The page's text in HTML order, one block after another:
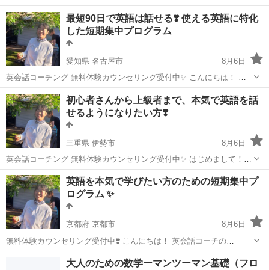
最短90日で英語は話せる❣️ 使える英語に特化
した短期集中プログラム
愛知県 名古屋市
8月6日
英会話コーチング 無料体験カウンセリング受付中✨ こんにちは！ 英
会話コーチの Momokoです👋🏼 ✅英会話を習っているのになかなか上
達しない ✅言いたいことがパッと英語で出てこない ✅どう...
愛知 名古屋市 英語 レッスン
初心者さんから上級者まで、本気で英語を話
せるようになりたい方❣️
三重県 伊勢市
8月6日
英会話コーチング 無料体験カウンセリング受付中✨ はじめまして！
英会話コーチの Momokoです👋🏼 ✅英会話を習っているのになかなか
上達しない ✅言いたいことがパッと出てこない ✅何から始め...
三重 伊勢市 英会話 レッスン
英語を本気で学びたい方のための短期集中プ
ログラム ✨
京都府 京都市
8月6日
無料体験カウンセリング受付中❣️ こんにちは！ 英会話コーチの
Momokoです👋🏼 ✅英会話を習っているのになかなか上達しない ✅言
いたいことがパッと英語で出てこない ✅どうやったら話せるよう...
英語 コーチング
大人のための数学ーマンツーマン基礎（フロ